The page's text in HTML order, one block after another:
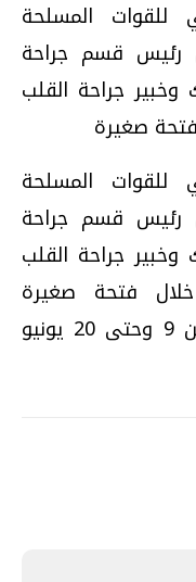
المسلحة
رئيس قسم جراحة
جراحة القلب
صغيرة
المسلحة
رئيس قسم جراحة
جراحة القلب
فتحة صغيرة
(بالمنظار), وذلك خلال الفترة من 9 وحتى 20 يونيو